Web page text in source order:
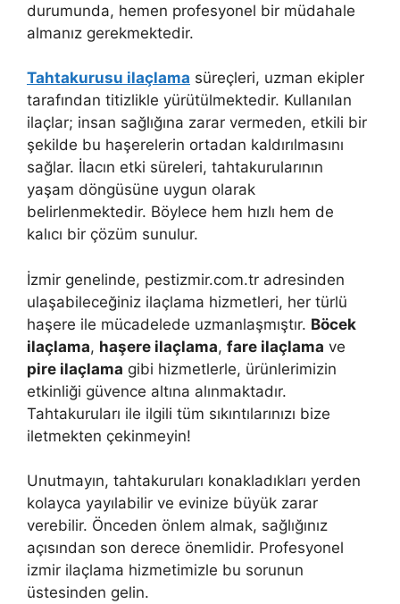
durumunda, hemen profesyonel bir müdahale
almanız gerekmektedir.
Tahtakurusu ilaçlama süreçleri, uzman ekipler
tarafından titizlikle yürütülmektedir. Kullanılan
ilaçlar; insan sağlığına zarar vermeden, etkili bir
şekilde bu haşerelerin ortadan kaldırılmasını
sağlar. İlacın etki süreleri, tahtakurularının
yaşam döngüsüne uygun olarak
belirlenmektedir. Böylece hem hızlı hem de
kalıcı bir çözüm sunulur.
İzmir genelinde, pestizmir.com.tr adresinden
ulaşabileceğiniz ilaçlama hizmetleri, her türlü
haşere ile mücadelede uzmanlaşmıştır. Böcek
ilaçlama, haşere ilaçlama, fare ilaçlama ve
pire ilaçlama gibi hizmetlerle, ürünlerimizin
etkinliği güvence altına alınmaktadır.
Tahtakuruları ile ilgili tüm sıkıntılarınızı bize
iletmekten çekinmeyin!
Unutmayın, tahtakuruları konakladıkları yerden
kolayca yayılabilir ve evinize büyük zarar
verebilir. Önceden önlem almak, sağlığınız
açısından son derece önemlidir. Profesyonel
izmir ilaçlama hizmetimizle bu sorunun
üstesinden gelin.